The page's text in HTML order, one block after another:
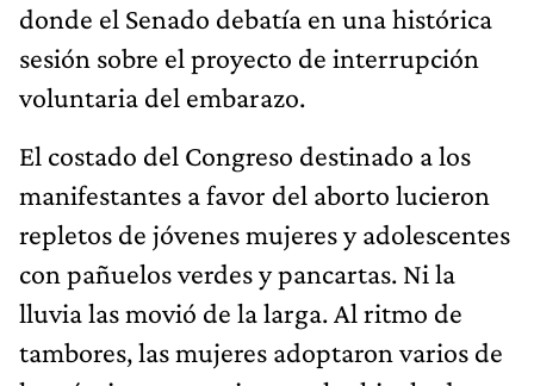
donde el Senado debatía en una histórica
sesión sobre el proyecto de interrupción
voluntaria del embarazo.
El costado del Congreso destinado a los
manifestantes a favor del aborto lucieron
repletos de jóvenes mujeres y adolescentes
con pañuelos verdes y pancartas. Ni la
lluvia las movió de la larga. Al ritmo de
tambores, las mujeres adoptaron varios de